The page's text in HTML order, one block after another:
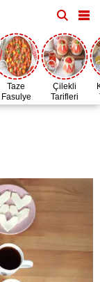
Taze
Fasulye
Zamanı
Çilekli
Tarifleri